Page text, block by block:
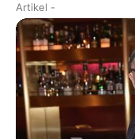
Artikel -